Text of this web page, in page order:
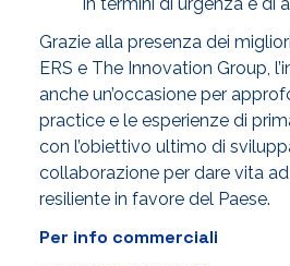
in termini di urgenza e di
Grazie alla presenza dei
ERS e The Innovation Group,
anche un’occasione per
practice e le esperienze di
con l’obiettivo ultimo di
collaborazione per dare vita
resiliente in favore del Paese.
Per info commerciali